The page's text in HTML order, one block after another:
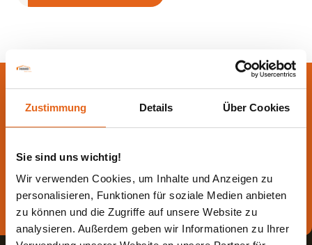
Zustimmung Details Über Cookies
Sie sind uns wichtig!
Wir verwenden Cookies, um Inhalte und Anzeigen zu
personalisieren, Funktionen für soziale Medien anbieten
zu können und die Zugriffe auf unsere Website zu
analysieren. Außerdem geben wir Informationen zu Ihrer
Lassen Sie sich jetzt
beraten.
Die beste Beratung ist die persönliche - von einem Haas
Fachberater in Ihrer Nähe!
Direkt Termin vereinbaren